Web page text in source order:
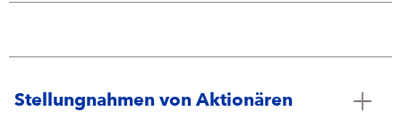
Stellungnahmen von Aktionären